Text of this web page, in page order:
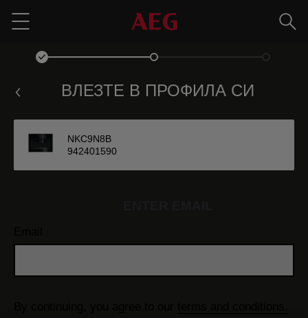
Menu
ВЛЕЗТЕ В ПРОФИЛА СИ
NKC9N8B
942401590